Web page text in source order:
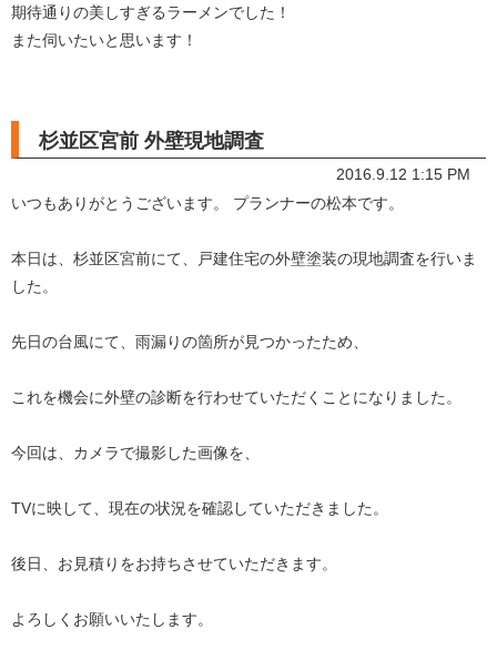
期待通りの美しすぎるラーメンでした！
また伺いたいと思います！
杉並区宮前 外壁現地調査
2016.9.12 1:15 PM
いつもありがとうございます。 プランナーの松本です。
本日は、杉並区宮前にて、戸建住宅の外壁塗装の現地調査を行いま
した。
先日の台風にて、雨漏りの箇所が見つかったため、
これを機会に外壁の診断を行わせていただくことになりました。
今回は、カメラで撮影した画像を、
TVに映して、現在の状況を確認していただきました。
後日、お見積りをお持ちさせていただきます。
よろしくお願いいたします。